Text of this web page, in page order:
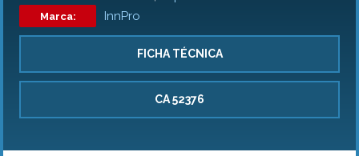
Marca: InnPro
FICHA TÉCNICA
CA 52376